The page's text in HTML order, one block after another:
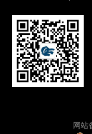
网站